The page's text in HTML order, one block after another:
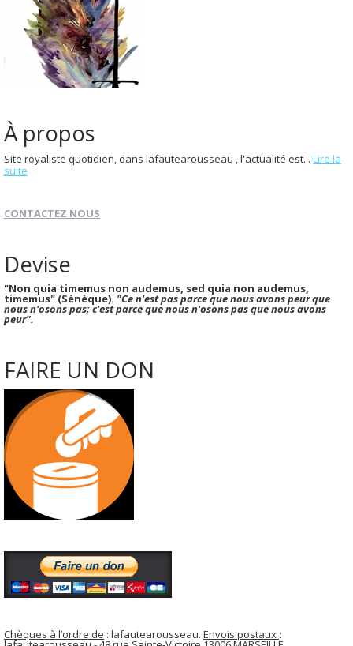
À propos
Site royaliste quotidien, dans lafautearousseau , l'actualité est... Lire la
suite
CONTACTEZ NOUS
Devise
"Non quia timemus non audemus, sed quia non audemus,
timemus" (Sénèque). "Ce n'est pas parce que nous avons peur que
nous n'osons pas; c'est parce que nous n'osons pas que nous avons
peur".
FAIRE UN DON
Chèques à l’ordre de : lafautearousseau. Envois postaux :